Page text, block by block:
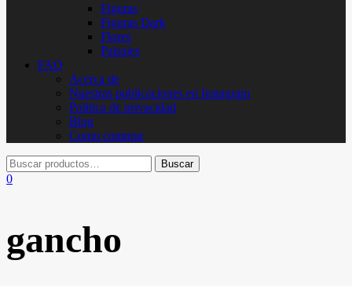
Figuras
Figuras Dark
Flores
Paisajes
FAQ
Acerca de
Nuestras publicaciones en Instagram
Politica de privacidad
Blog
Como comprar
0
gancho